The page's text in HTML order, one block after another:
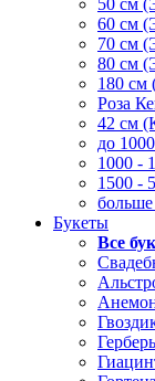
50 см
60 см
70 см
80 см
180 см
Роза
42 см
до
1000 -
1500 -
Букеты
Все